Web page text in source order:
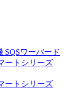
SQSワーバード
ートシリーズ
ートシリーズ